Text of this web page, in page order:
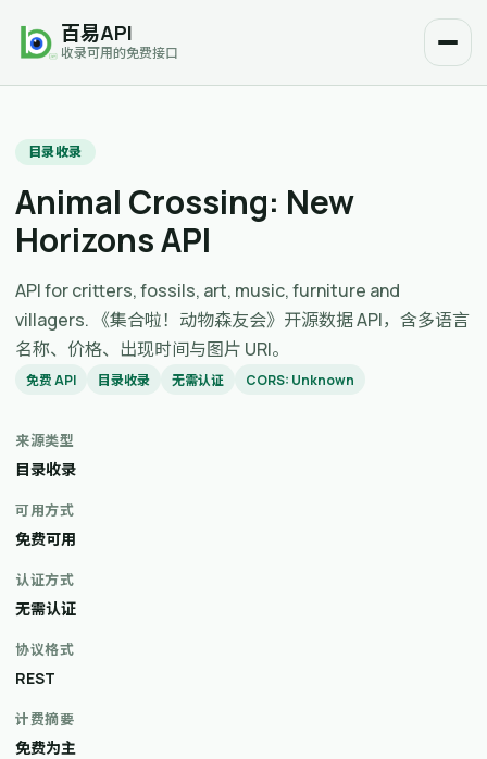
百易API
收录可用的免费接口
目录收录
Animal Crossing: New
Horizons API
API for critters, fossils, art, music, furniture and
villagers. 《集合啦！动物森友会》开源数据 API，含多语言
名称、价格、出现时间与图片 URI。
免费 API 目录收录 无需认证 CORS: Unknown
来源类型
目录收录
可用方式
免费可用
认证方式
无需认证
协议格式
REST
计费摘要
免费为主